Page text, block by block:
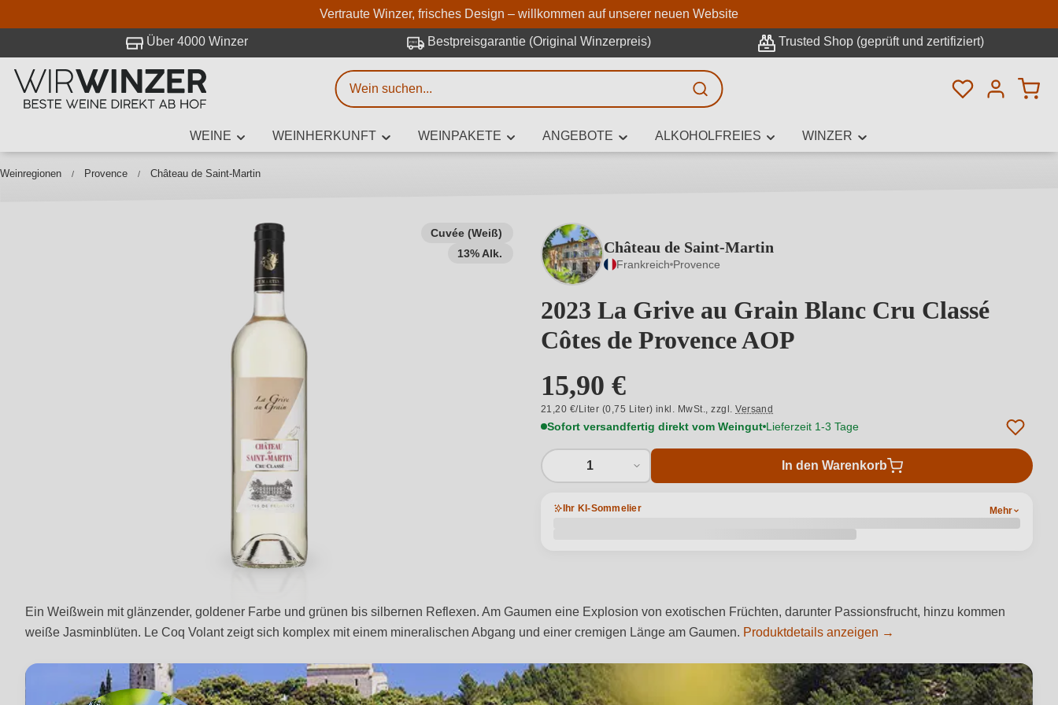
Zum Hauptinhalt springen
Zur Suche springen
Zur Hauptnavigation springen
Vertraute Winzer, frisches Design – willkommen auf unserer neuen Website
Über 4000 Winzer Bestpreisgarantie (Original Winzerpreis) Trusted Shop (geprüft und zertifiziert)
Du hast 0
WEINE WEINHERKUNFT WEINPAKETE ANGEBOTE ALKOHOLFREIES WINZER
Weinregionen Provence Château de Saint-Martin
Cuvée (Weiß)
13% Alk.
Château de Saint-Martin
Frankreich Provence
2023 La Grive au Grain Blanc Cru Classé
Côtes de Provence AOP
15,90 €
21,20 €/Liter (0,75 Liter) inkl. MwSt.,zzgl.Versand
Sofort versandfertig direkt vom Weingut Lieferzeit 1-3 Tage
1 In den Warenkorb
Ihr KI-Sommelier Mehr
Ein Weißwein mit glänzender, goldener Farbe und grünen bis silbernen Reflexen. Am Gaumen eine Explosion von exotischen Früchten, darunter Passionsfrucht, hinzu kommen
weiße Jasminblüten. Le Coq Volant zeigt sich komplex mit einem mineralischen Abgang und einer cremigen Länge am Gaumen. Produktdetails anzeigen →
Weinsuche
Mindestens 3 Zeichen eingeben
Erweiterte Suche
Beschreiben Sie, welchen Wein Sie suchen – ob nach Geschmack, Anlass, Weinnamen,
Rebsorte, Region, Winzer oder anderen Kriterien.
bei WirWinzer.